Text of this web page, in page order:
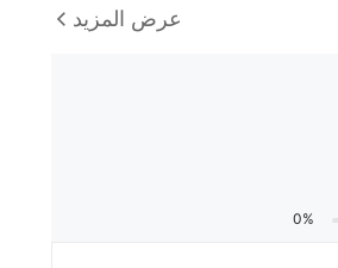
عرض المزيد
0%